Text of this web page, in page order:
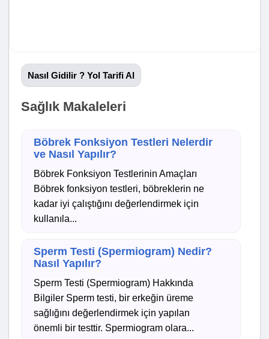
Nasıl Gidilir ? Yol Tarifi Al
Sağlık Makaleleri
Böbrek Fonksiyon Testleri Nelerdir
ve Nasıl Yapılır?
Böbrek Fonksiyon Testlerinin Amaçları
Böbrek fonksiyon testleri, böbreklerin ne
kadar iyi çalıştığını değerlendirmek için
kullanıla...
Sperm Testi (Spermiogram) Nedir?
Nasıl Yapılır?
Sperm Testi (Spermiogram) Hakkında
Bilgiler Sperm testi, bir erkeğin üreme
sağlığını değerlendirmek için yapılan
önemli bir testtir. Spermiogram olara...